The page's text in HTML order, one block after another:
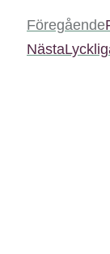
Föregående
Nästa